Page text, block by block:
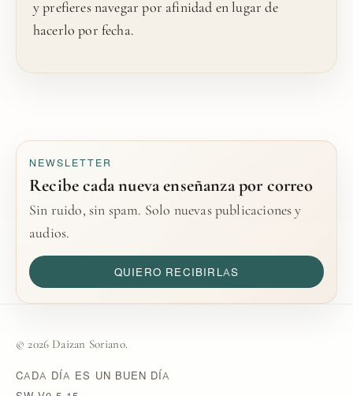
y prefieres navegar por afinidad en lugar de
hacerlo por fecha.
NEWSLETTER
Recibe cada nueva enseñanza por correo
Sin ruido, sin spam. Solo nuevas publicaciones y
audios.
QUIERO RECIBIRLAS
© 2026 Daizan Soriano.
CADA DÍA ES UN BUEN DÍA